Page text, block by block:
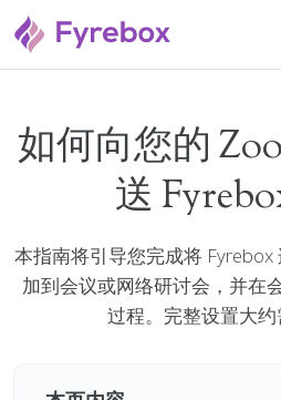
如何向您的
送
本指南将引导您完成将
加到会议或网络研讨会，并在
过程。完整设置大约